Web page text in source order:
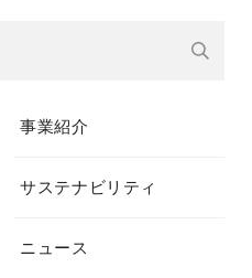
事業紹介
サステナビリティ
ニュース